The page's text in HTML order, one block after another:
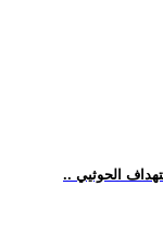
الحوثيي